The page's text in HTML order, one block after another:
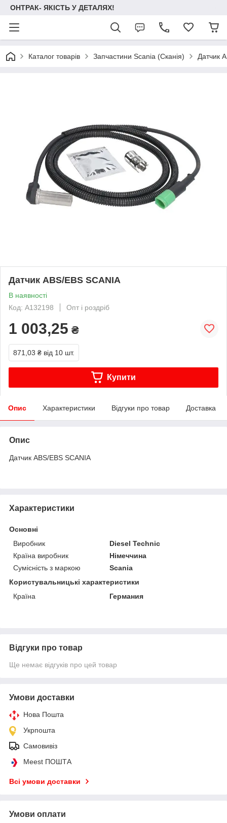
ОНТРАК- ЯКІСТЬ У ДЕТАЛЯХ!
Каталог товарів Запчастини Scania (Сканія) Датчик
Датчик ABS/EBS SCANIA
В наявності
Код: A132198
Опт і роздріб
1 003,25 ₴
871,03 ₴ від 10 шт.
Купити
Опис Характеристики Відгуки про товар Доставка
Опис
Датчик ABS/EBS SCANIA
Характеристики
Основні
Виробник
Diesel Technic
Країна виробник
Німеччина
Сумісність з маркою
Scania
Користувальницькі характеристики
Країна
Германия
Відгуки про товар
Ще немає відгуків про цей товар
Умови доставки
Нова Пошта
Укрпошта
Самовивіз
Meest ПОШТА
Всі умови доставки
Умови оплати